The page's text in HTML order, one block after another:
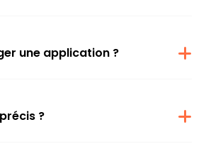
une application ?
?